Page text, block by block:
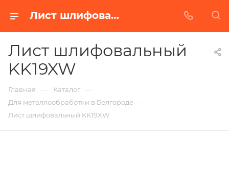
Лист шлифовальный KK19XW в Белгороде | Купить по недорогой цене от Абразивного Завода
Лист шлифовальный
KK19XW
Главная — Каталог —
Для металлообработки в Белгороде —
Лист шлифовальный KK19XW